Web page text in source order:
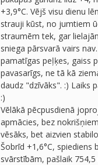
+3,9°C. Vējš visu dienu
strauji kūst, no jumtiem
straumēm tek, gar
sniega pārsvarā vairs
pamatīgas peļķes, gaiss
pavasarīgs, ne tā kā
daudz "dzīvāks". :) Laiks
:)
Vēlākā pēcpusdienā
apmācies, bez
vēsāks, bet aizvien
Šobrīd +1,6°C, spiediens
svārstībām, pašlaik 754,5